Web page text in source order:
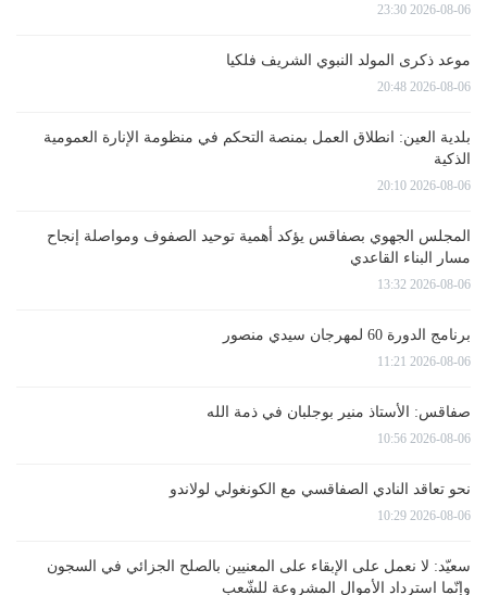
2026-08-06 23:30
موعد ذكرى المولد النبوي الشريف فلكيا
2026-08-06 20:48
بلدية العين: انطلاق العمل بمنصة التحكم في منظومة الإنارة العمومية
الذكية
2026-08-06 20:10
المجلس الجهوي بصفاقس يؤكد أهمية توحيد الصفوف ومواصلة إنجاح
مسار البناء القاعدي
2026-08-06 13:32
برنامج الدورة 60 لمهرجان سيدي منصور
2026-08-06 11:21
صفاقس: الأستاذ منير بوجلبان في ذمة الله
2026-08-06 10:56
نحو تعاقد النادي الصفاقسي مع الكونغولي لولاندو
2026-08-06 10:29
سعيّد: لا نعمل على الإبقاء على المعنيين بالصلح الجزائي في السجون
وإنّما استرداد الأموال المشروعة للشّعب